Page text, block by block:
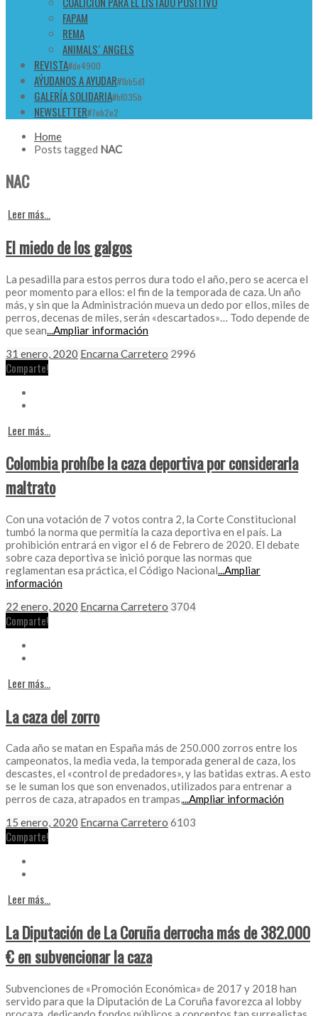
FAPAM
REMA
ANIMALS´ ANGELS
REVISTA#de4900
AÝUDANOS A AYUDAR#1bb5d1
GALERÍA SOLIDARIA#bf035b
NEWSLETTER#7eb2e2
Home
Posts tagged NAC
NAC
Leer más...
El miedo de los galgos
La pesadilla para estos perros dura todo el año, pero se acerca el
peor momento para ellos: el fin de la temporada de caza. Un año
más, y sin que la Administración mueva un dedo por ellos, miles de
perros, decenas de miles, serán «descartados»… Todo depende de
que sean...Ampliar información
31 enero, 2020 Encarna Carretero 2996
Comparte!
Leer más...
Colombia prohíbe la caza deportiva por considerarla
maltrato
Con una votación de 7 votos contra 2, la Corte Constitucional
tumbó la norma que permitía la caza deportiva en el país. La
prohibición entrará en vigor el 6 de Febrero de 2020. El debate
sobre caza deportiva se inició porque las normas que
reglamentan esa práctica, el Código Nacional...Ampliar
información
22 enero, 2020 Encarna Carretero 3704
Comparte!
Leer más...
La caza del zorro
Cada año se matan en España más de 250.000 zorros entre los
campeonatos, la media veda, la temporada general de caza, los
descastes, el «control de predadores», y las batidas extras. A esto
se le suman los que son envenados, utilizados para entrenar a
perros de caza, atrapados en trampas,...Ampliar información
15 enero, 2020 Encarna Carretero 6103
Comparte!
Leer más...
La Diputación de La Coruña derrocha más de 382.000
€ en subvencionar la caza
Subvenciones de «Promoción Económica» de 2017 y 2018 han
servido para que la Diputación de La Coruña favorezca al lobby